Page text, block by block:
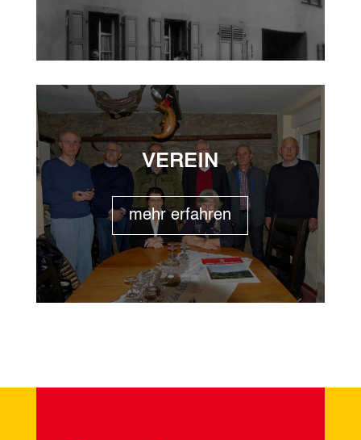
VEREIN
mehr erfahren